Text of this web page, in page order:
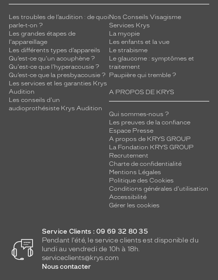
Les troubles de l’audition : de quoi
parle-t-on ?
Les grandes étapes de
l'appareillage
Les différents types d’appareils
Qu’est-ce qu'un acouphène ?
Qu'est-ce que l'hyperacousie ?
Qu’est-ce que la presbyacousie ?
Les services et les garanties Krys
Audition
Les conseils d'un
audioprothésiste Krys Audition
Nos Conseils Visagisme
Services Krys
La myopie
Les enfants et la vue
Le strabisme
Le glaucome : symptômes et
traitement
Paupière qui tremble ?
A PROPOS DE KRYS
Qui sommes-nous ?
Les preuves de la confiance
Espace Presse
A propos de KRYS GROUP
La Fondation KRYS GROUP
Recrutement
Charte de confidentialité
Mentions Légales
Politique des Cookies
Conditions générales d'utilisation
Accessibilité
Gérer les cookies
Service Clients : 09 69 32 80 35
Pendant l'été, le service clients est disponible du
lundi au vendredi de 10h à 18h.
serviceclients@krys.com
Nous contacter